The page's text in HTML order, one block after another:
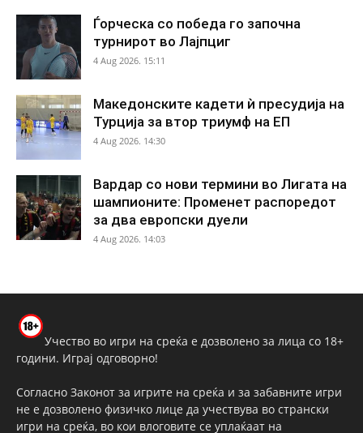
Ѓорческа со победа го започна
турнирот во Лајпциг
4 Aug 2026. 15:11
Македонските кадети ѝ пресудија на
Турција за втор триумф на ЕП
4 Aug 2026. 14:30
Вардар со нови термини во Лигата на
шампионите: Променет распоредот
за два европски дуели
4 Aug 2026. 14:03
Учество во игри на среќа е дозволено за лица со 18+
години. Играј одговорно!
Согласно Законот за игрите на среќа и за забавните игри
не е дозволено физичко лице да учествува во странски
игри на среќа, во кои влоговите се уплаќаат на